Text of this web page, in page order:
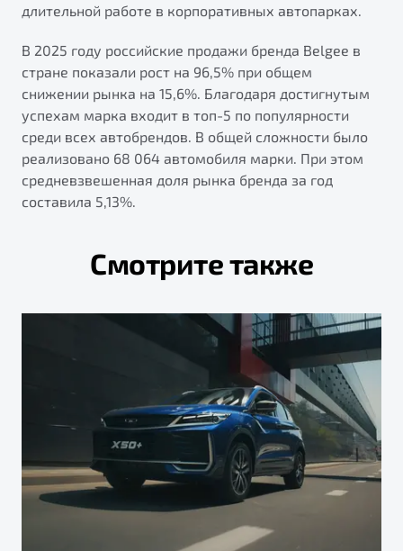
длительной работе в корпоративных автопарках.
В 2025 году российские продажи бренда Belgee в
стране показали рост на 96,5% при общем
снижении рынка на 15,6%. Благодаря достигнутым
успехам марка входит в топ-5 по популярности
среди всех автобрендов. В общей сложности было
реализовано 68 064 автомобиля марки. При этом
средневзвешенная доля рынка бренда за год
составила 5,13%.
Смотрите также